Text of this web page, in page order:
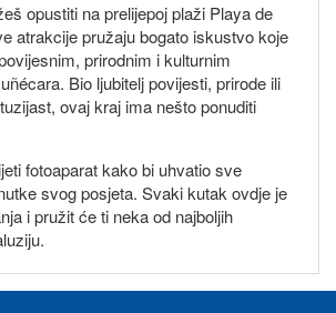
opustiti na prelijepoj plaži Playa de
atrakcije pružaju bogato iskustvo koje
prirodnim i kulturnim
Bio ljubitelj povijesti, prirode ili
ovaj kraj ima nešto ponuditi
fotoaparat kako bi uhvatio sve
svog posjeta. Svaki kutak ovdje je
i pružit će ti neka od najboljih